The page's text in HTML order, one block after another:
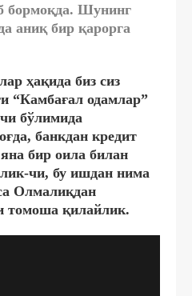
бормоқда. Шунинг
аниқ бир қарорга
ҳақида биз сиз
“Камбағал одамлар”
бўлимида
банкдан кредит
бир оила билан
чи, бу ишдан нима
Олмалиқдан
томоша қилайлик.